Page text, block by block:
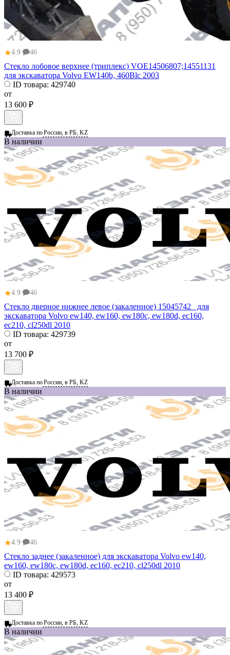
★4.9 46
Стекло лобовое верхнее (триплекс) VOE14506807;14551131
для экскаватора Volvo EW140b, 460Blc 2003
ID товара: 429740
от
13 600 ₽
Доставка поРоссии, в РБ, KZ
В наличии
★4.9 46
Стекло дверное нижнее левое (закаленное) 15045742 для
экскаватора Volvo ew140, ew160, ew180c, ew180d, ec160,
ec210, cl250dl 2010
ID товара: 429739
от
13 700 ₽
Доставка поРоссии, в РБ, KZ
В наличии
★4.9 46
Стекло заднее (закаленное) для экскаватора Volvo ew140,
ew160, ew180c, ew180d, ec160, ec210, cl250dl 2010
ID товара: 429573
от
13 400 ₽
Доставка поРоссии, в РБ, KZ
В наличии